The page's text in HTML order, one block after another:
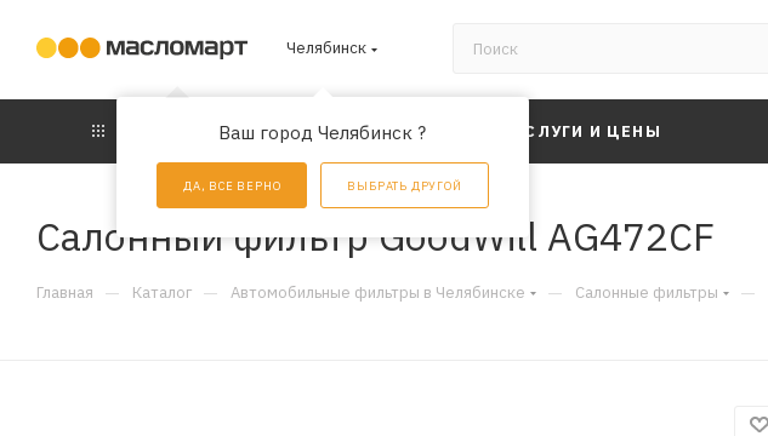
Челябинск
Ваш город Челябинск ?
ДА, ВСЕ ВЕРНО ВЫБРАТЬ ДРУГОЙ
АКЦИИ УСЛУГИ И ЦЕНЫ
Салонный фильтр GoodWill AG472CF
Главная — Каталог — Автомобильные фильтры в Челябинске — Салонные фильтры —